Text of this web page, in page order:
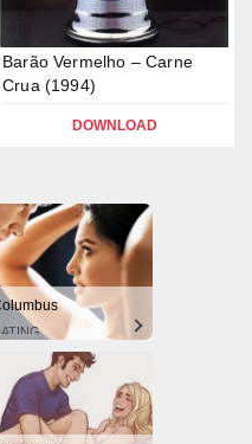
Barão Vermelho – Carne
Crua (1994)
DOWNLOAD